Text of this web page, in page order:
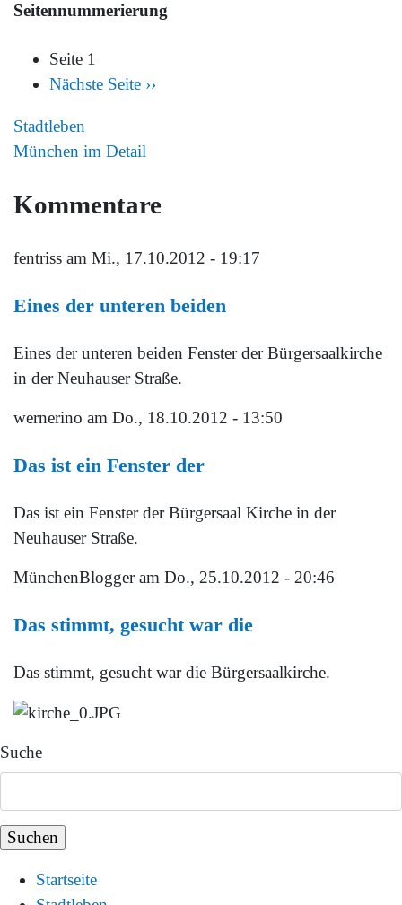
Seitennummerierung
Seite 1
Nächste Seite ››
Stadtleben
München im Detail
Kommentare
fentriss am Mi., 17.10.2012 - 19:17
Eines der unteren beiden
Eines der unteren beiden Fenster der Bürgersaalkirche
in der Neuhauser Straße.
wernerino am Do., 18.10.2012 - 13:50
Das ist ein Fenster der
Das ist ein Fenster der Bürgersaal Kirche in der
Neuhauser Straße.
MünchenBloggeram Do., 25.10.2012 - 20:46
Das stimmt, gesucht war die
Das stimmt, gesucht war die Bürgersaalkirche.
Suche
Startseite